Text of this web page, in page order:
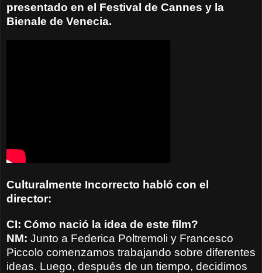
presentado en el Festival de Cannes y la
Bienale de Venecia.
Culturalmente Incorrecto habló con el
director:
CI: Cómo nació la idea de este film?
NM: Junto a Federica Poltremoli y Francesco
Piccolo comenzamos trabajando sobre diferentes
ideas. Luego, después de un tiempo, decidimos